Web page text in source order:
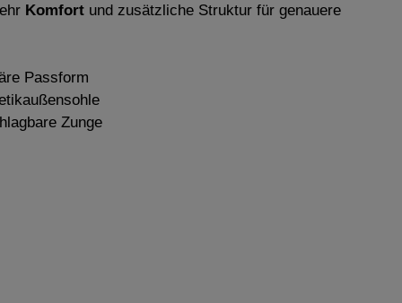
Komfort und zusätzliche Struktur für genauere
Passform
Zunge